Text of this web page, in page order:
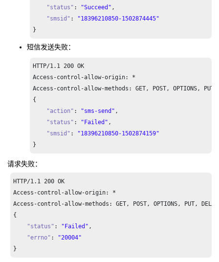
"status" : "Succeed" ,
"smsid" :
"18396210850-1502874445"
}
短信发送失败：
HTTP/1.1 200 OK
Access-control-allow-origin: *
Access-control-allow-methods: GET, POST, OPTIONS, PUT,
{
"action" : "sms-send" ,
"status" : "Failed" ,
"smsid" :
"18396210850-1502874159"
}
请求失败：
HTTP/1.1 200 OK
Access-control-allow-origin: *
Access-control-allow-methods: GET, POST, OPTIONS, PUT,
{
"status" : "Failed" ,
"errno" :
"20004"
}